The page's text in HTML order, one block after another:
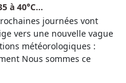
à 40°C...
journées vont
vers une nouvelle vague
météorologiques :
Nous sommes ce